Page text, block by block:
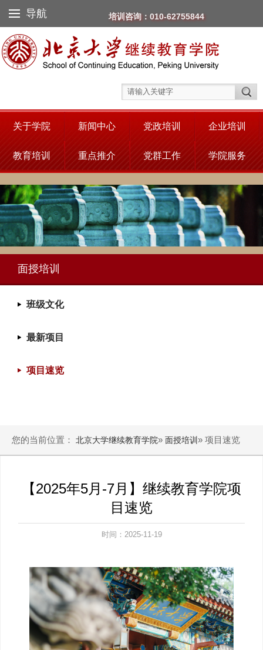
导航 培训咨询：010-62755844
关于学院 新闻中心 党政培训 企业培训
教育培训 重点推介 党群工作 学院服务
面授培训
班级文化
最新项目
项目速览
您的当前位置： 北京大学继续教育学院» 面授培训» 项目速览
【2025年5月-7月】继续教育学院项
目速览
时间：2025-11-19